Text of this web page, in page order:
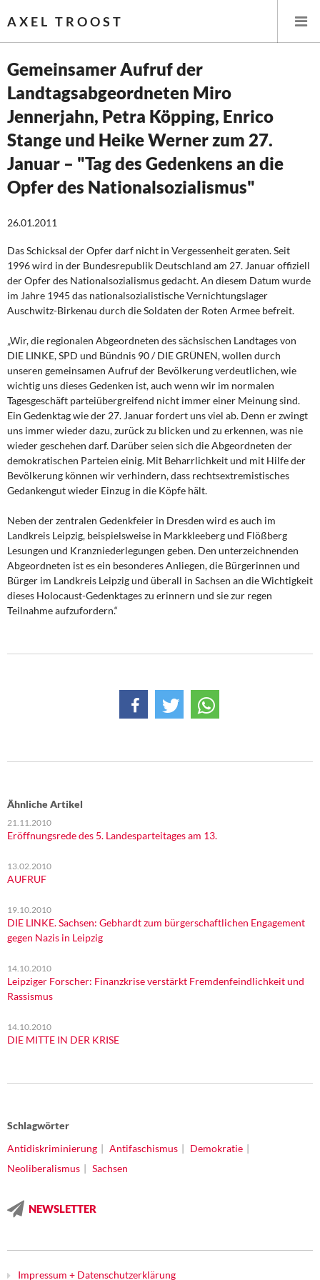
AXEL TROOST
Startseite
Themen
Memo-Gruppe
Über mich
Über mich
Kontakt
Gemeinsamer Aufruf der
Landtagsabgeordneten Miro
Jennerjahn, Petra Köpping, Enrico
Stange und Heike Werner zum 27.
Januar – "Tag des Gedenkens an die
Opfer des Nationalsozialismus"
26.01.2011
Das Schicksal der Opfer darf nicht in Vergessenheit geraten. Seit
1996 wird in der Bundesrepublik Deutschland am 27. Januar offiziell
der Opfer des Nationalsozialismus gedacht. An diesem Datum wurde
im Jahre 1945 das nationalsozialistische Vernichtungslager
Auschwitz-Birkenau durch die Soldaten der Roten Armee befreit.
„Wir, die regionalen Abgeordneten des sächsischen Landtages von
DIE LINKE, SPD und Bündnis 90 / DIE GRÜNEN, wollen durch
unseren gemeinsamen Aufruf der Bevölkerung verdeutlichen, wie
wichtig uns dieses Gedenken ist, auch wenn wir im normalen
Tagesgeschäft parteiübergreifend nicht immer einer Meinung sind.
Ein Gedenktag wie der 27. Januar fordert uns viel ab. Denn er zwingt
uns immer wieder dazu, zurück zu blicken und zu erkennen, was nie
wieder geschehen darf. Darüber seien sich die Abgeordneten der
demokratischen Parteien einig. Mit Beharrlichkeit und mit Hilfe der
Bevölkerung können wir verhindern, dass rechtsextremistisches
Gedankengut wieder Einzug in die Köpfe hält.
Neben der zentralen Gedenkfeier in Dresden wird es auch im
Landkreis Leipzig, beispielsweise in Markkleeberg und Flößberg
Lesungen und Kranzniederlegungen geben. Den unterzeichnenden
Abgeordneten ist es ein besonderes Anliegen, die Bürgerinnen und
Bürger im Landkreis Leipzig und überall in Sachsen an die Wichtigkeit
dieses Holocaust-Gedenktages zu erinnern und sie zur regen
Teilnahme aufzufordern.“
Ähnliche Artikel
21.11.2010
Eröffnungsrede des 5. Landesparteitages am 13.
13.02.2010
AUFRUF
19.10.2010
DIE LINKE. Sachsen: Gebhardt zum bürgerschaftlichen Engagement
gegen Nazis in Leipzig
14.10.2010
Leipziger Forscher: Finanzkrise verstärkt Fremdenfeindlichkeit und
Rassismus
14.10.2010
DIE MITTE IN DER KRISE
Schlagwörter
Antidiskriminierung
Antifaschismus
Demokratie
Neoliberalismus
Sachsen
NEWSLETTER
Impressum + Datenschutzerklärung